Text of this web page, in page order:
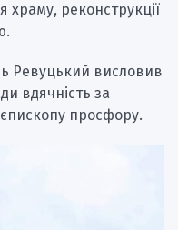
храму, реконструкції
Ревуцький висловив
вдячність за
просфору.